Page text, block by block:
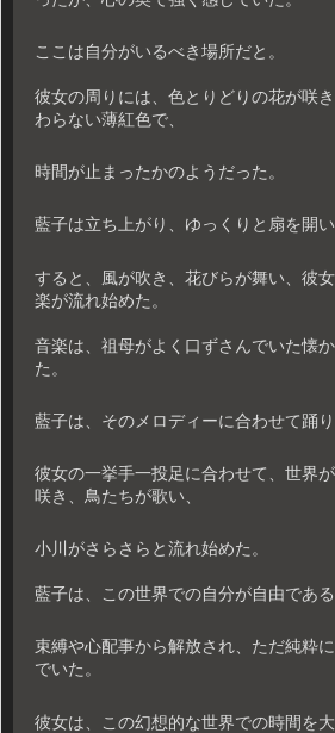
ここは自分がいるべき場所だと。
彼女の周りには、色とりどりの花が咲
わらない薄紅色で、
時間が止まったかのようだった。
藍子は立ち上がり、ゆっくりと扇を開い
すると、風が吹き、花びらが舞い、彼
楽が流れ始めた。
音楽は、祖母がよく口ずさんでいた懐
た。
藍子は、そのメロディーに合わせて踊り
彼女の一挙手一投足に合わせて、世界
咲き、鳥たちが歌い、
小川がさらさらと流れ始めた。
藍子は、この世界での自分が自由である
束縛や心配事から解放され、ただ純粋
でいた。
彼女は、この幻想的な世界での時間を